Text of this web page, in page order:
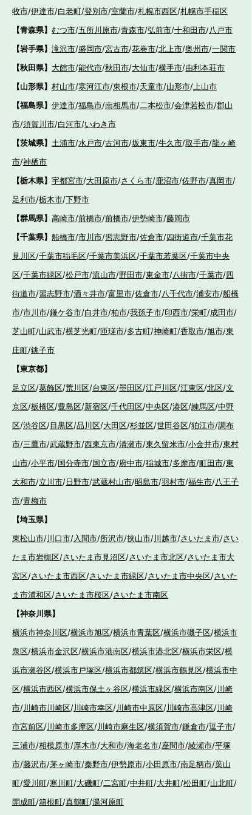
牧市/伊達市/白老町/登別市/室蘭市/札幌市西区/札幌市手稲区
【青森県】 むつ市/五所川原市/青森市/弘前市/十和田市/八戸市
【岩手県】 滝沢市/盛岡市/宮古市/花巻市/北上市/奥州市/一関市
【秋田県】 大館市/能代市/秋田市/大仙市/横手市/由利本荘市
【山形県】 村山市/寒河江市/東根市/天童市/山形市/上山市
【福島県】 伊達市/福島市/南相馬市/二本松市/会津若松市/郡山
市/須賀川市/白河市/いわき市
【茨城県】 土浦市/水戸市/古河市/坂東市/牛久市/取手市/龍ヶ崎
市/神栖市
【栃木県】 宇都宮市/大田原市/さくら市/鹿沼市/佐野市/真岡市/
足利市/栃木市/下野市
【群馬県】 高崎市/前橋市/前橋市/伊勢崎市/藤岡市
【千葉県】 船橋市/市川市/習志野市/佐倉市/四街道市/千葉市花
見川区/千葉市稲毛区/千葉市美浜区/千葉市若葉区/千葉市中央
区/千葉市緑区/松戸市/流山市/野田市/東金市/八街市/千葉市/四
街道市/習志野市/酒々井市/富里市/佐倉市/八千代市/浦安市/船橋
市/市川市/鎌ケ谷市/白井市/柏市/我孫子市/印西市/栄町/成田市/
芝山町/山武市/横芝光町/匝瑳市/多古町/神崎町/香取市/旭市/東
庄町/銚子市
【東京都】
足立区/葛飾区/荒川区/台東区/墨田区/江戸川区/江東区/北区/文
京区/板橋区/豊島区/新宿区/千代田区/中央区/港区/練馬区/中野
区/渋谷区/目黒区/品川区/大田区/杉並区/世田谷区/狛江市/調布
市/三鷹市/武蔵野市/西東京市/清瀬市/東久留米市/小金井市/東村
山市/小平市/国分寺市/国立市/府中市/稲城市/多摩市/町田市/東
大和市/立川市/日野市/武蔵村山市/昭島市/羽村市/福生市/八王子
市/青梅市
【埼玉県】
東松山市/川口市/入間市/所沢市/挟山市/川越市/さいたま市/さい
たま市岩槻区/さいたま市見沼区/さいたま市北区/さいたま市大
宮区/さいたま市西区/さいたま市緑区/さいたま市中央区/さいた
ま市浦和区/さいたま市桜区/さいたま市南区
【神奈川県】
横浜市神奈川区/横浜市旭区/横浜市青葉区/横浜市磯子区/横浜市
泉区/横浜市金沢区/横浜市港南区/横浜市港北区/横浜市栄区/横
浜市瀬谷区/横浜市戸塚区/横浜市都筑区/横浜市鶴見区/横浜市中
区/横浜市西区/横浜市保土ヶ谷区/横浜市緑区/横浜市南区/川崎
市/川崎市川崎区/川崎市幸区/川崎市中原区/川崎市高津区/川崎
市宮前区/川崎市多摩区/川崎市麻生区/横須賀市/鎌倉市/逗子市/
三浦市/相模原市/厚木市/大和市/海老名市/座間市/綾瀬市/平塚
市/藤沢市/茅ヶ崎市/秦野市/伊勢原市/小田原市/南足柄市/葉山
町/愛川町/寒川町/大磯町/二宮町/中井町/大井町/松田町/山北町/
開成町/箱根町/真鶴町/湯河原町